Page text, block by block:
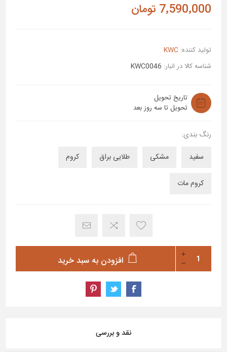
7٬590٬000 تومان
تولید کننده: KWC
شناسه کالا در انبار: KWC0046
تاریخ تحویل
تحویل تا سه روز بعد
رنگ بندی:
سفید
مشکی طلایی براق کروم
کروم مات
افزودن به سبد خرید
نقد و بررسی